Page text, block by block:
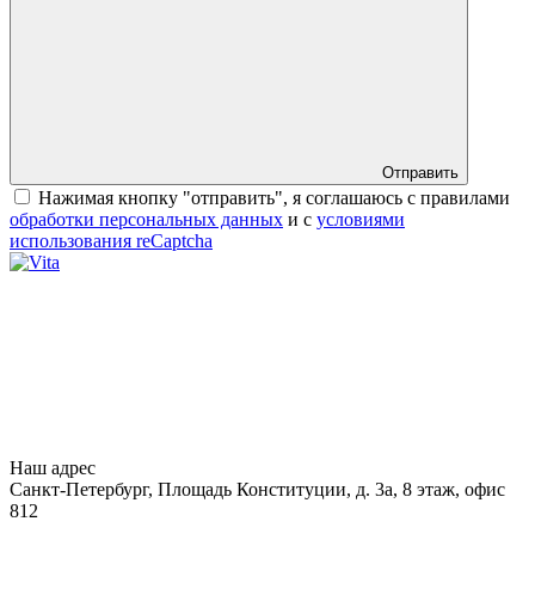
Отправить
Нажимая кнопку "отправить", я соглашаюсь с правилами
обработки персональных данных и с условиями
использования reCaptcha
Наш адрес
Санкт-Петербург, Площадь Конституции, д. 3а, 8 этаж, офис
812